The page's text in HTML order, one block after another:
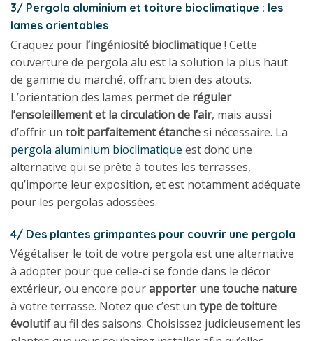
3/ Pergola aluminium et toiture bioclimatique : les
lames orientables
Craquez pour l’ingéniosité bioclimatique! Cette
couverture de pergola alu est la solution la plus haut
de gamme du marché, offrant bien des atouts.
L’orientation des lames permet de réguler
l’ensoleillement et la circulation de l’air, mais aussi
d’offrir un toit parfaitement étanchesi nécessaire. La
pergola aluminium bioclimatique est donc une
alternative qui se prête à toutes les terrasses,
qu’importe leur exposition, et est notamment adéquate
pour les pergolas adossées.
4/ Des plantes grimpantes pour couvrir une pergola
Végétaliser le toit de votre pergola est une alternative
à adopter pour que celle-ci se fonde dans le décor
extérieur, ou encore pourapporter une touche nature
à votre terrasse. Notez que c’est un type de toiture
évolutifau fil des saisons. Choisissez judicieusement les